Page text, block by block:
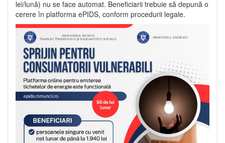
lei/lună) nu se face automat. Beneficiarii trebuie să depună o
cerere în platforma ePIDS, conform procedurii legale.